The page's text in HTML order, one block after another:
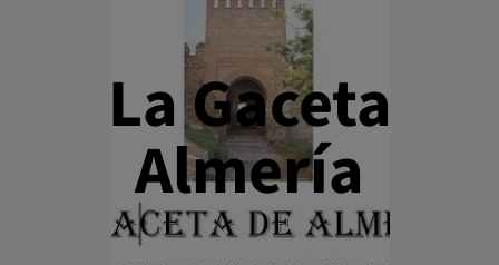
La Gaceta
Almería